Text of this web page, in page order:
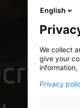
English
We collect
give your
Privacy